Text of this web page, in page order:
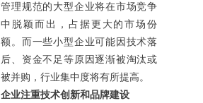
管理规范的大型企业将在市场竞争
中脱颖而出，占据更大的市场份
额。而一些小型企业可能因技术落
后、资金不足等原因逐渐被淘汰或
被并购，行业集中度将有所提高。
企业注重技术创新和品牌建设